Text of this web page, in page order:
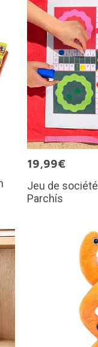
19,99€
Jeu de
Parchís